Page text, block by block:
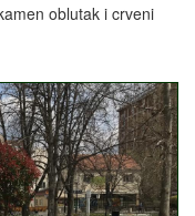
oblutak i crveni